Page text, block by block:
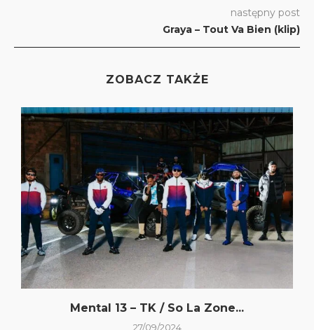
następny post
Graya – Tout Va Bien (klip)
ZOBACZ TAKŻE
Mental 13 – TK / So La Zone...
27/09/2024